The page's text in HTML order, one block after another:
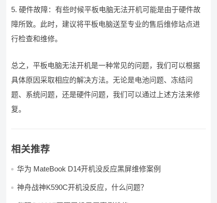
5. 硬件故障：有些时候平板电脑无法开机可能是由于硬件故
障所致。此时，建议将平板电脑送至专业的售后维修站点进
行检查和维修。
总之，平板电脑无法开机是一种常见的问题，我们可以根据
具体原因采取相应的解决方法。无论是电池问题、冻结问
题、系统问题，还是硬件问题，我们可以通过上述方法来修
复。
相关推荐
华为 MateBook D14开机没反应黑屏维修案例
神舟战神K590C开机没反应，什么问题？